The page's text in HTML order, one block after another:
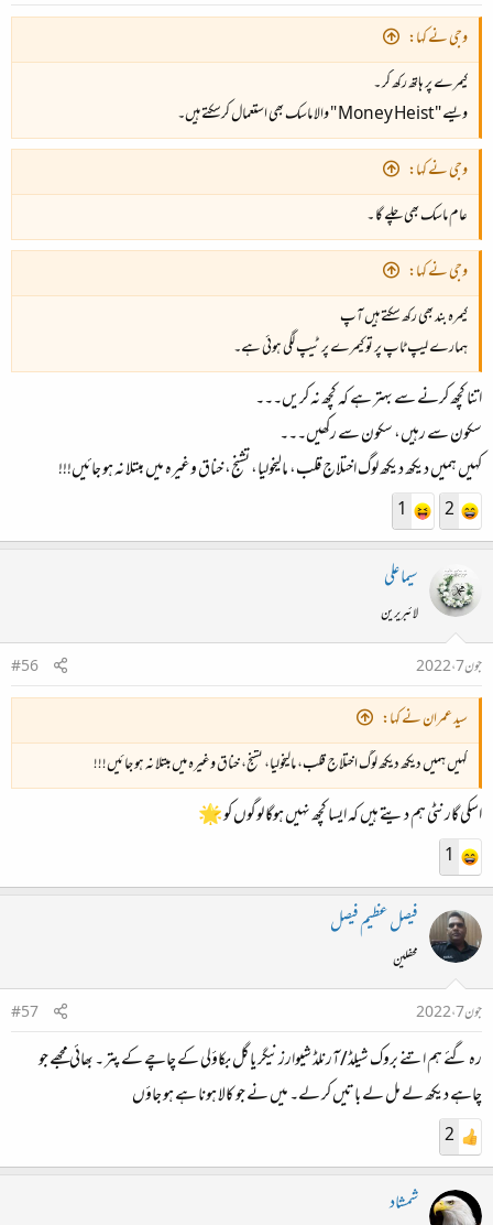
وجی نے کہا:
کیمرے پر ہاتھ رکھ کر ۔
ویسے "Money Heist " والا ماسک بھی استعمال کرسکتے ہیں۔
وجی نے کہا:
عام ماسک بھی چلے گا ۔
وجی نے کہا:
کیمرہ بند بھی رکھ سکتے ہیں آپ
ہمارے لیپ ٹاپ پر تو کیمرے پر ٹیپ لگی ہوئی ہے۔
اتنا کچھ کرنے سے بہتر ہے کہ کچھ نہ کریں۔۔۔
سکون سے رہیں، سکون سے رکھیں۔۔۔
کہیں ہمیں دیکھ دیکھ لوگ اختلاج قلب، مالیخولیا، تشنج، خناق وغیرہ میں مبتلا نہ ہو جائیں!!!
2
1
سیما علی
لائبریرین
جون 7، 2022
#56
سید عمران نے کہا:
کہیں ہمیں دیکھ دیکھ لوگ اختلاج قلب، مالیخولیا، تشنج، خناق وغیرہ میں مبتلا نہ ہو جائیں!!!
اسکی گارنٹی ہم دیتے ہیں کہ ایسا کچھ نہیں ہوگا لوگوں کو 🌟
1
فیصل عظیم فیصل
محفلین
جون 7، 2022
#57
رہ گئے ہم اتنے بروک شیلڈ/آرنلڈ شیوارزنیگر یا گل بکاؤلی کے چاچے کے پتر ۔ بھائی مجھے جو
چاہے دیکھ لے مل لے باتیں کر لے۔ میں نے جو کالا ہونا ہے ہو جاؤں
2
شمشاد